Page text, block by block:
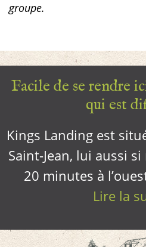
groupe.
Facile de se rendre
qui est
Kings Landing est
Saint-Jean, lui aussi
20 minutes à
Lire la